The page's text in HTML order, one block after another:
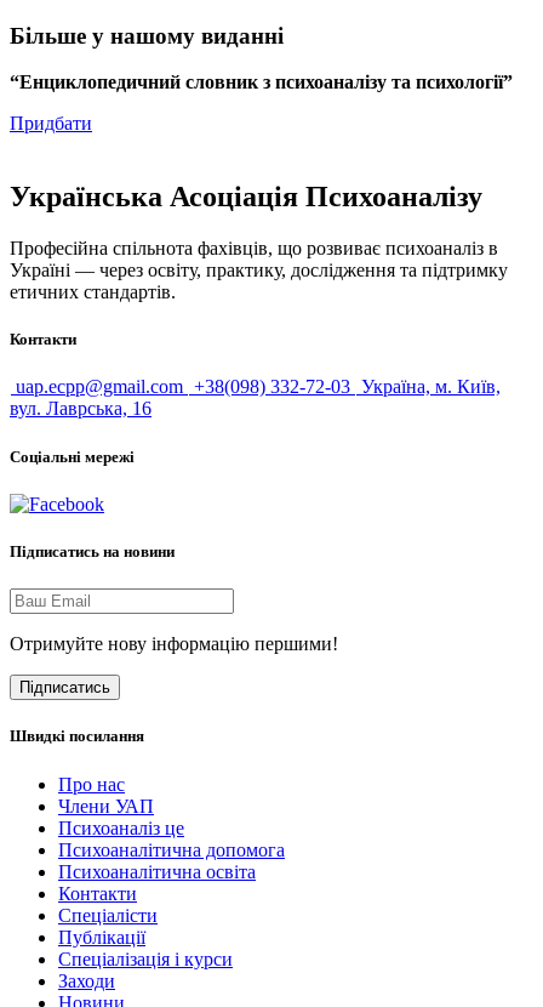
Більше у нашому виданні
“Енциклопедичний словник з психоаналізу та психології”
Придбати
Українська Асоціація Психоаналізу
Професійна спільнота фахівців, що розвиває психоаналіз в
Україні — через освіту, практику, дослідження та підтримку
етичних стандартів.
Контакти
uap.ecpp@gmail.com +38(098) 332-72-03 Україна, м. Київ,
вул. Лаврська, 16
Соціальні мережі
Підписатись на новини
Отримуйте нову інформацію першими!
Підписатись
Швидкі посилання
Про нас
Члени УАП
Психоаналіз це
Психоаналітична допомога
Психоаналітична освіта
Контакти
Спеціалісти
Публікації
Cпеціалізація і курси
Заходи
Новини